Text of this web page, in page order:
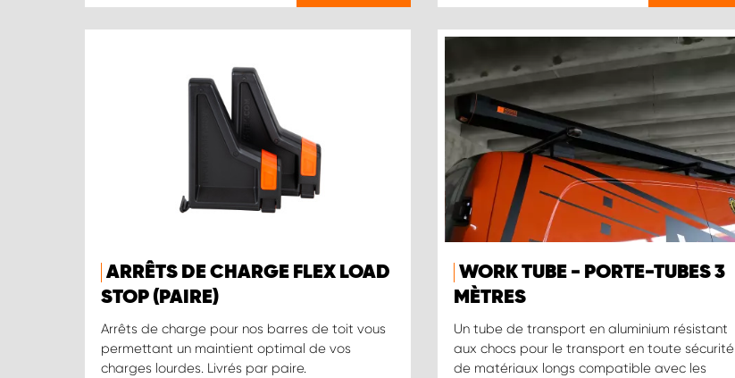
ARRÊTS DE CHARGE FLEX LOAD
STOP (PAIRE)
Arrêts de charge pour nos barres de toit vous
permettant un maintient optimal de vos
charges lourdes. Livrés par paire.
WORK TUBE - PORTE-TUBES 3
MÈTRES
Un tube de transport en aluminium résistant
aux chocs pour le transport en toute sécurité
de matériaux longs compatible avec les